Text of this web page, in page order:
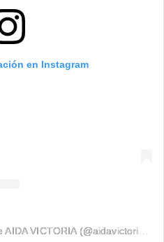
en Instagram
Una publicación compartida de AIDA VICTORIA (@aidavictoriam)